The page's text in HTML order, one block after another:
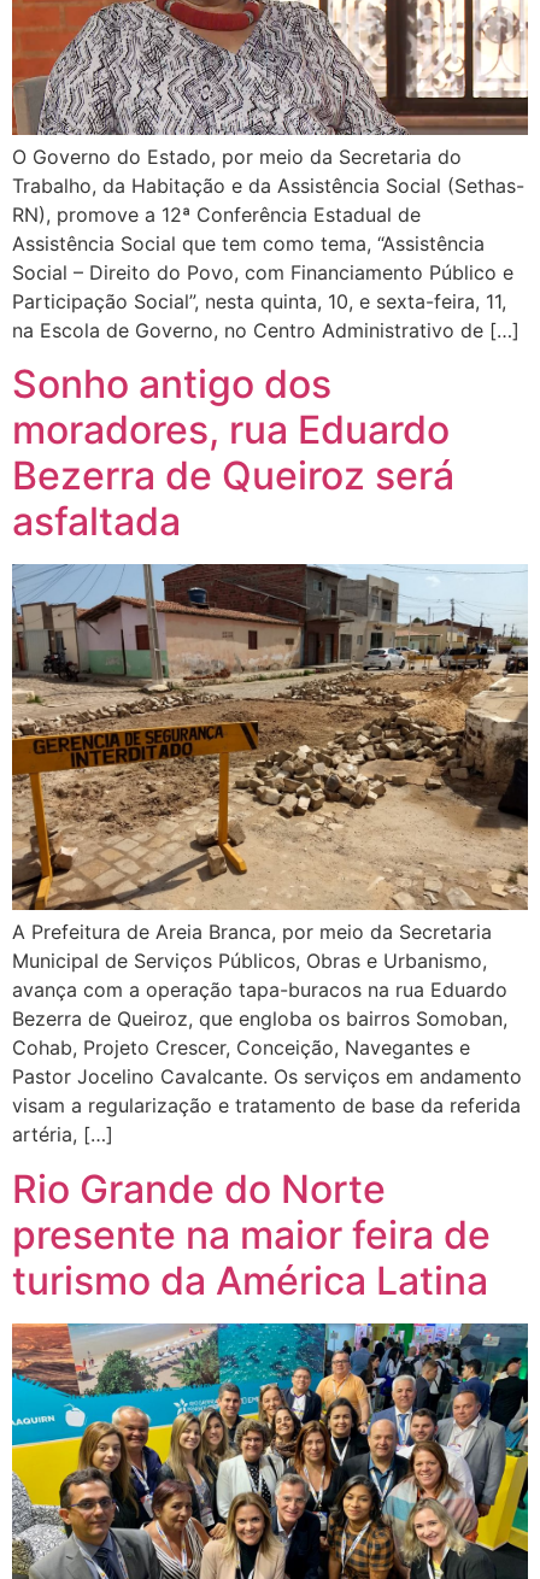
O Governo do Estado, por meio da Secretaria do
Trabalho, da Habitação e da Assistência Social (Sethas-
RN), promove a 12ª Conferência Estadual de
Assistência Social que tem como tema, “Assistência
Social – Direito do Povo, com Financiamento Público e
Participação Social”, nesta quinta, 10, e sexta-feira, 11,
na Escola de Governo, no Centro Administrativo de […]
Sonho antigo dos
moradores, rua Eduardo
Bezerra de Queiroz será
asfaltada
A Prefeitura de Areia Branca, por meio da Secretaria
Municipal de Serviços Públicos, Obras e Urbanismo,
avança com a operação tapa-buracos na rua Eduardo
Bezerra de Queiroz, que engloba os bairros Somoban,
Cohab, Projeto Crescer, Conceição, Navegantes e
Pastor Jocelino Cavalcante. Os serviços em andamento
visam a regularização e tratamento de base da referida
artéria, […]
Rio Grande do Norte
presente na maior feira de
turismo da América Latina